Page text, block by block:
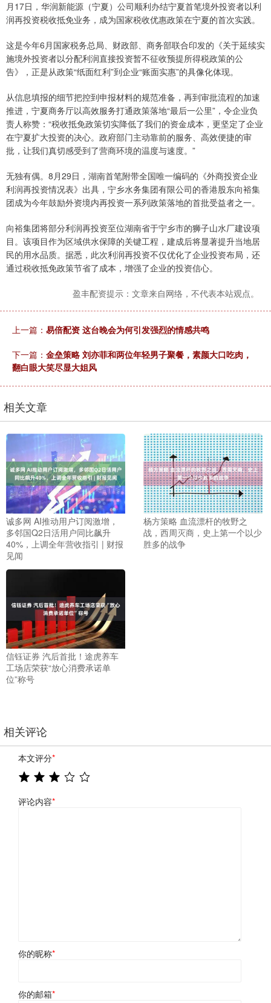
月17日，华润新能源（宁夏）公司顺利办结宁夏首笔境外投资者以利
润再投资税收抵免业务，成为国家税收优惠政策在宁夏的首次实践。
这是今年6月国家税务总局、财政部、商务部联合印发的《关于延续实
施境外投资者以分配利润直接投资暂不征收预提所得税政策的公
告》，正是从政策“纸面红利”到企业“账面实惠”的具像化体现。
从信息填报的细节把控到申报材料的规范准备，再到审批流程的加速
推进，宁夏商务厅以高效服务打通政策落地“最后一公里”，令企业负
责人称赞：“税收抵免政策切实降低了我们的资金成本，更坚定了企业
在宁夏扩大投资的决心。政府部门主动靠前的服务、高效便捷的审
批，让我们真切感受到了营商环境的温度与速度。”
无独有偶。8月29日，湖南首笔附带全国唯一编码的《外商投资企业
利润再投资情况表》出具，宁乡水务集团有限公司的香港股东向裕集
团成为今年鼓励外资境内再投资一系列政策落地的首批受益者之一。
向裕集团将部分利润再投资至位湖南省于宁乡市的狮子山水厂建设项
目。该项目作为区域供水保障的关键工程，建成后将显著提升当地居
民的用水品质。据悉，此次利润再投资不仅优化了企业投资布局，还
通过税收抵免政策节省了成本，增强了企业的投资信心。
盈丰配资提示：文章来自网络，不代表本站观点。
上一篇： 易倍配资 这台晚会为何引发强烈的情感共鸣
下一篇： 金垒策略 刘亦菲和两位年轻男子聚餐，素颜大口吃肉，
翻白眼大笑尽显大姐风
相关文章
诚多网 AI推动用户订阅激增，
多邻国Q2日活用户同比飙升
40%，上调全年营收指引 | 财报
见闻
杨方策略 血流漂杆的牧野之
战，西周灭商，史上第一个以少
胜多的战争
信钰证券 汽后首批！途虎养车
工场店荣获“放心消费承诺单
位”称号
相关评论
本文评分*
评论内容*
你的昵称*
你的邮箱*